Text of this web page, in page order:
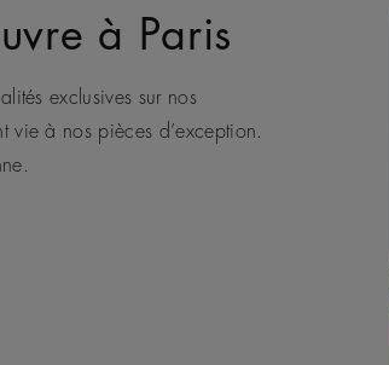
à Paris
exclusives sur nos
vie à nos pièces d’exception.
Maison de joaillerie de luxe
des conseils de nos
De Beers représente